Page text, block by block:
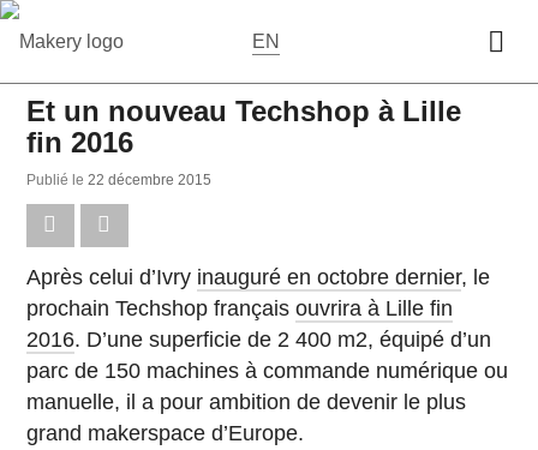
EN
Et un nouveau Techshop à Lille
fin 2016
Publié le22 dé­cembre 2015
Après celui d’Ivry inau­guré en octobre dernier, le
pro­chain Tech­shop fran­çaisouvrira à Lille fin
2016. D’une su­per­fi­cie de 2 400 m2, équipé d’un
parc de 150 ma­chines à com­mande nu­mé­rique ou
ma­nuelle, il a pour am­bi­tion de devenir le plus
grand ma­kers­pace d’Europe.